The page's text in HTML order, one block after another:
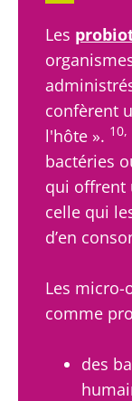
Les
confèrent
l'hôte ». 10,
bactéries
qui offrent
celle qui
d’en
Les micro-
comme
des
pétillant,
acidulé et
riche en
micro-
organismes
vivants, le
kéfir séduit
plus e...
En savoir